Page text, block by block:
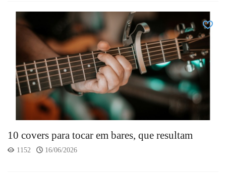
10 covers para tocar em bares, que resultam
1152 16/06/2026